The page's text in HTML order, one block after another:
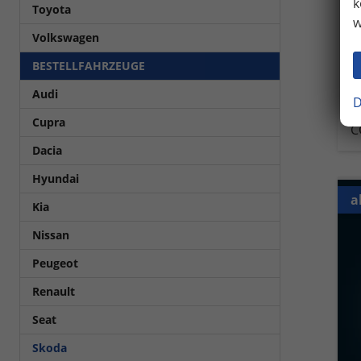
Toyota
Volkswagen
BESTELLFAHRZEUGE
Audi
Cupra
Dacia
Hyundai
Kia
Nissan
Peugeot
Renault
Seat
Skoda